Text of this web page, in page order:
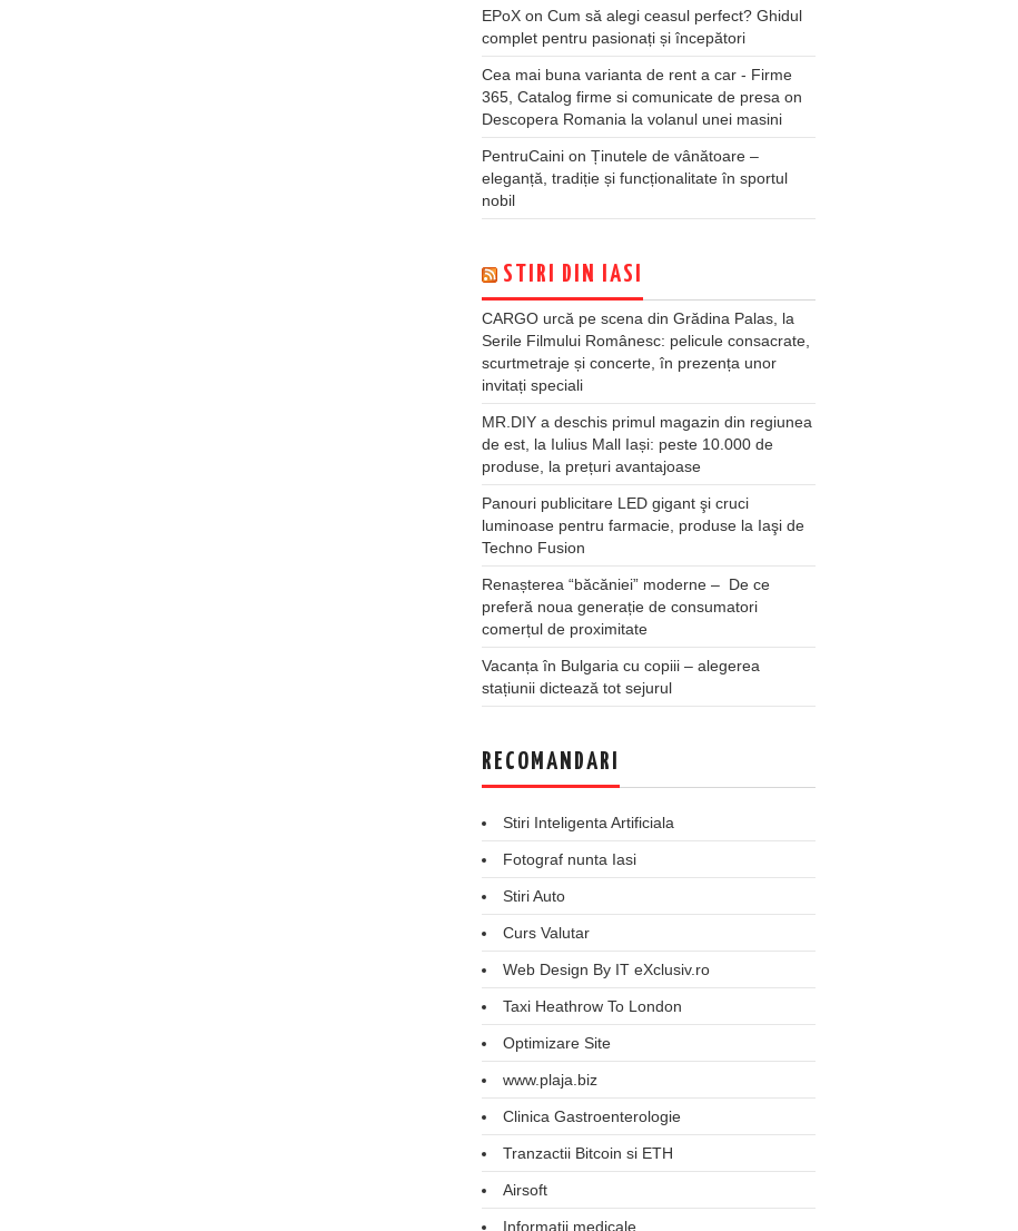
EPoX on Cum să alegi ceasul perfect? Ghidul
complet pentru pasionați și începători
Cea mai buna varianta de rent a car - Firme
365, Catalog firme si comunicate de presa on
Descopera Romania la volanul unei masini
PentruCaini on Ținutele de vânătoare –
eleganță, tradiție și funcționalitate în sportul
nobil
STIRI DIN IASI
CARGO urcă pe scena din Grădina Palas, la
Serile Filmului Românesc: pelicule consacrate,
scurtmetraje și concerte, în prezența unor
invitați speciali
MR.DIY a deschis primul magazin din regiunea
de est, la Iulius Mall Iași: peste 10.000 de
produse, la prețuri avantajoase
Panouri publicitare LED gigant şi cruci
luminoase pentru farmacie, produse la Iaşi de
Techno Fusion
Renașterea “băcăniei” moderne – De ce
preferă noua generație de consumatori
comerțul de proximitate
Vacanța în Bulgaria cu copiii – alegerea
stațiunii dictează tot sejurul
RECOMANDARI
Stiri Inteligenta Artificiala
Fotograf nunta Iasi
Stiri Auto
Curs Valutar
Web Design By IT eXclusiv.ro
Taxi Heathrow To London
Optimizare Site
www.plaja.biz
Clinica Gastroenterologie
Tranzactii Bitcoin si ETH
Airsoft
Informatii medicale